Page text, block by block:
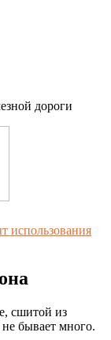
дороги
использования
сшитой из
бывает много.